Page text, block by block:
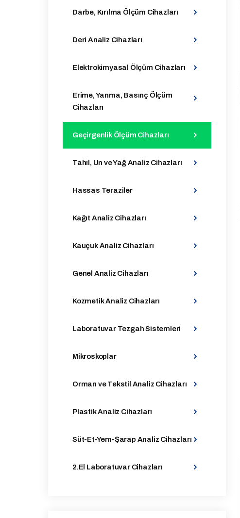
Darbe, Kırılma Ölçüm Cihazları
Deri Analiz Cihazları
Elektrokimyasal Ölçüm Cihazları
Erime, Yanma, Basınç Ölçüm
Cihazları
Geçirgenlik Ölçüm Cihazları
Tahıl, Un ve Yağ Analiz Cihazları
Hassas Teraziler
Kağıt Analiz Cihazları
Kauçuk Analiz Cihazları
Genel Analiz Cihazları
Kozmetik Analiz Cihazları
Laboratuvar Tezgah Sistemleri
Mikroskoplar
Orman ve Tekstil Analiz Cihazları
Plastik Analiz Cihazları
Süt-Et-Yem-Şarap Analiz Cihazları
2.El Laboratuvar Cihazları